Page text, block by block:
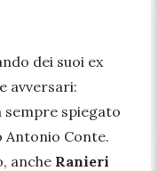
dei suoi ex
avversari:
sempre spiegato
Antonio Conte.
anche Ranieri